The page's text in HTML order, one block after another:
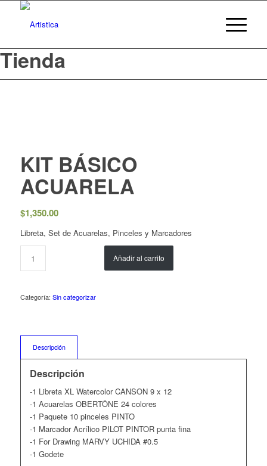
Tienda
KIT BÁSICO
ACUARELA
$1,350.00
Libreta, Set de Acuarelas, Pinceles y Marcadores
Añadir al carrito
Categoría: Sin categorizar
Descripción
Descripción
-1 Libreta XL Watercolor CANSON 9 x 12
-1 Acuarelas OBERTÖNE 24 colores
-1 Paquete 10 pinceles PINTO
-1 Marcador Acrílico PILOT PINTOR punta fina
-1 For Drawing MARVY UCHIDA #0.5
-1 Godete